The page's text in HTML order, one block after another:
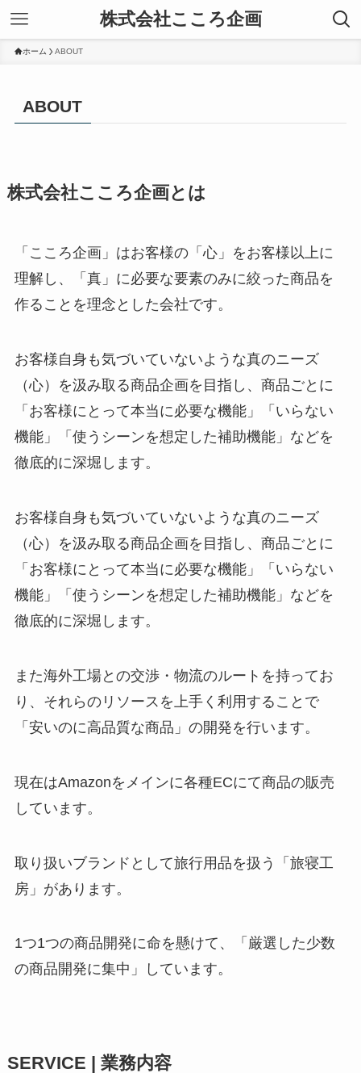
株式会社こころ企画
ホーム ABOUT
ABOUT
株式会社こころ企画とは
「こころ企画」はお客様の「心」をお客様以上に
理解し、「真」に必要な要素のみに絞った商品を
作ることを理念とした会社です。
お客様自身も気づいていないような真のニーズ
（心）を汲み取る商品企画を目指し、商品ごとに
「お客様にとって本当に必要な機能」「いらない
機能」「使うシーンを想定した補助機能」などを
徹底的に深堀します。
お客様自身も気づいていないような真のニーズ
（心）を汲み取る商品企画を目指し、商品ごとに
「お客様にとって本当に必要な機能」「いらない
機能」「使うシーンを想定した補助機能」などを
徹底的に深堀します。
また海外工場との交渉・物流のルートを持ってお
り、それらのリソースを上手く利用することで
「安いのに高品質な商品」の開発を行います。
現在はAmazonをメインに各種ECにて商品の販売
しています。
取り扱いブランドとして旅行用品を扱う「旅寝工
房」があります。
1つ1つの商品開発に命を懸けて、「厳選した少数
の商品開発に集中」しています。
SERVICE | 業務内容